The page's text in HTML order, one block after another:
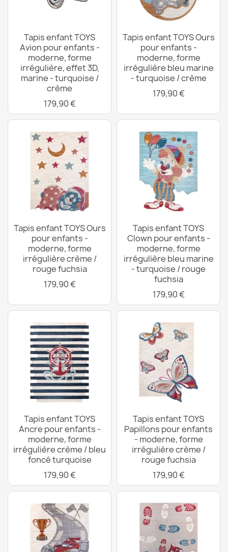
Tapis enfant TOYS
Avion pour enfants -
moderne, forme
irrégulière, effet 3D,
marine - turquoise /
crème
179,90 €
Tapis enfant TOYS Ours
pour enfants -
moderne, forme
irrégulière bleu marine
- turquoise / crème
179,90 €
Tapis enfant TOYS Ours
pour enfants -
moderne, forme
irrégulière crème /
rouge fuchsia
179,90 €
Tapis enfant TOYS
Clown pour enfants -
moderne, forme
irrégulière bleu marine
- turquoise / rouge
fuchsia
179,90 €
Tapis enfant TOYS
Ancre pour enfants -
moderne, forme
irrégulière crème / bleu
foncé turquoise
179,90 €
Tapis enfant TOYS
Papillons pour enfants
- moderne, forme
irrégulière crème /
rouge fuchsia
179,90 €